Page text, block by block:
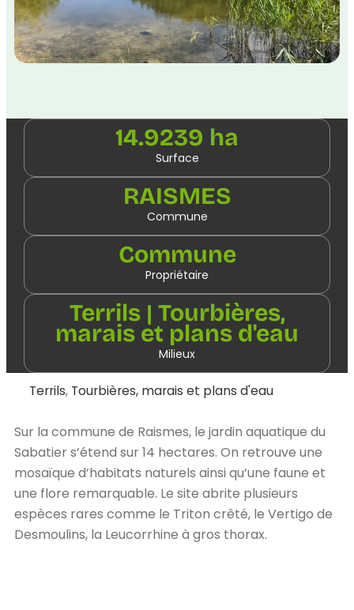
14.9239 ha
Surface
RAISMES
Commune
Commune
Propriétaire
Terrils | Tourbières,
marais et plans d'eau
Milieux
Terrils, Tourbières, marais et plans d'eau
Sur la commune de Raismes, le jardin aquatique du
Sabatier s’étend sur 14 hectares. On retrouve une
mosaïque d’habitats naturels ainsi qu’une faune et
une flore remarquable. Le site abrite plusieurs
espèces rares comme le Triton crêté, le Vertigo de
Desmoulins, la Leucorrhine à gros thorax.